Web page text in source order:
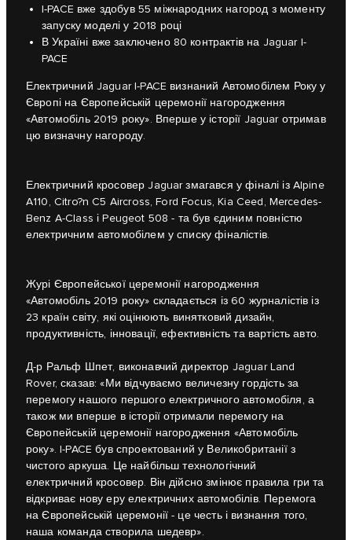
I-PACE вже здобув 55 міжнародних нагород з моменту
запуску моделі у 2018 році
В Україні вже заключено 80 контрактів на Jaguar I-
PACE
Електричний Jaguar I-PACE визнаний Автомобілем Року у
Європі на Європейській церемонії нагородження
«Автомобіль 2019 року». Вперше у історії Jaguar отримав
цю визначну нагороду.
Електричний кросовер Jaguar змагався у фіналі із Alpine
A110, Citro?n C5 Aircross, Ford Focus, Kia Ceed, Mercedes-
Benz A-Class і Peugeot 508 - та був єдиним повністю
електричним автомобілем у списку фіналістів.
Журі Європейської церемонії нагородження
«Автомобіль 2019 року» складається із 60 журналістів із
23 країн світу, які оцінюють винятковий дизайн,
продуктивність, інновації, ефективність та вартість авто.
Д-р Ральф Шпет, виконавчий директор Jaguar Land
Rover, сказав: «Ми відчуваємо величезну гордість за
перемогу нашого першого електричного автомобіля, а
також ми вперше в історії отримали перемогу на
Європейській церемонії нагородження «Автомобіль
року». I-PACE був спроектований у Великобританії з
чистого аркуша. Це найбільш технологічний
електричний кросовер. Він дійсно змінює правила гри та
відкриває нову еру електричних автомобілів. Перемога
на Європейській церемонії - це честь і визнання того,
наша команда створила шедевр».